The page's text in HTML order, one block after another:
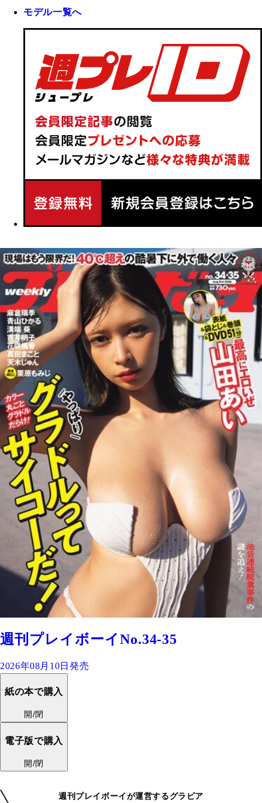
モデル一覧へ
週刊プレイボーイNo.34-35
2026年08月10日発売
紙の本で購入
開/閉
電子版で購入
開/閉
週刊プレイボーイが運営するグラビア